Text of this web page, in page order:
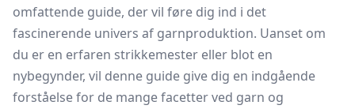
omfattende guide, der vil føre dig ind i det
fascinerende univers af garnproduktion. Uanset om
du er en erfaren strikkemester eller blot en
nybegynder, vil denne guide give dig en indgående
forståelse for de mange facetter ved garn og